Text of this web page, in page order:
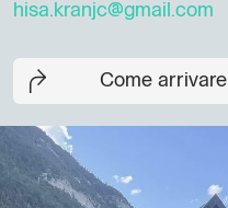
hisa.kranjc@gmail.com
Come arrivare